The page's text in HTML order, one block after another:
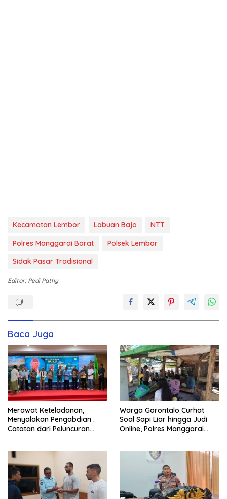
Kecamatan Lembor Labuan Bajo
NTT
Polres Manggarai Barat
Polsek Lembor
Sidak Pasar Tradisional
Editor: Pedi Pathy
Baca Juga
Merawat Keteladanan,
Menyalakan Pengabdian :
Catatan dari Peluncuran
Warga Gorontalo Curhat
Soal Sapi Liar hingga Judi
Online, Polres Manggarai